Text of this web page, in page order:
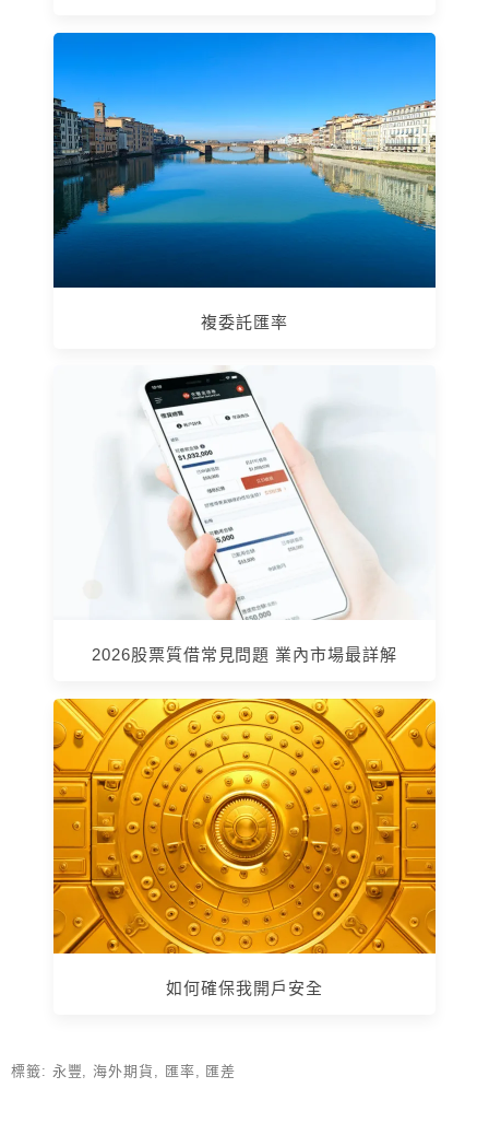
複委託匯率
2026股票質借常見問題 業內市場最詳解
如何確保我開戶安全
標籤: 永豐, 海外期貨 , 匯率, 匯差